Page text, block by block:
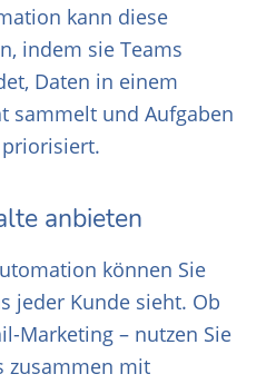
kann diese
indem sie Teams
Daten in einem
sammelt und Aufgaben
anbieten
können Sie
jeder Kunde sieht. Ob
Marketing – nutzen Sie
zusammen mit